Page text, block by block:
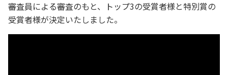
審査員による審査のもと、トップ3の受賞者様と特別賞の
受賞者様が決定いたしました。